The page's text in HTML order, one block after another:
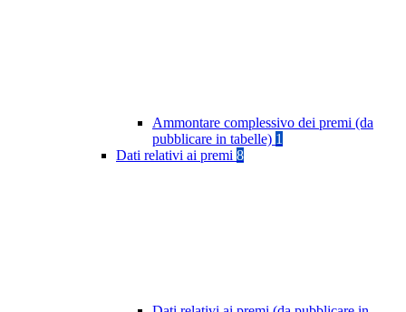
Ammontare complessivo dei premi (da
pubblicare in tabelle) 1
Dati relativi ai premi 8